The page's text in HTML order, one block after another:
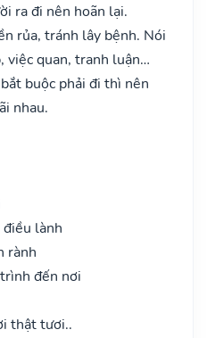
ra đi nên hoãn lại.
rủa, tránh lây bệnh. Nói
việc quan, tranh luận…
buộc phải đi thì nên
nhau.
lành
rành
đến nơi
thật tươi..